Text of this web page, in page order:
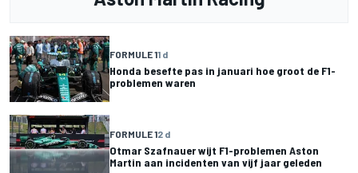
FORMULE 11 d
Honda besefte pas in januari hoe groot de F1-
problemen waren
FORMULE 12 d
Otmar Szafnauer wijt F1-problemen Aston
Martin aan incidenten van vijf jaar geleden